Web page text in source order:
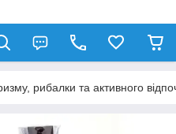
рибалки та активного